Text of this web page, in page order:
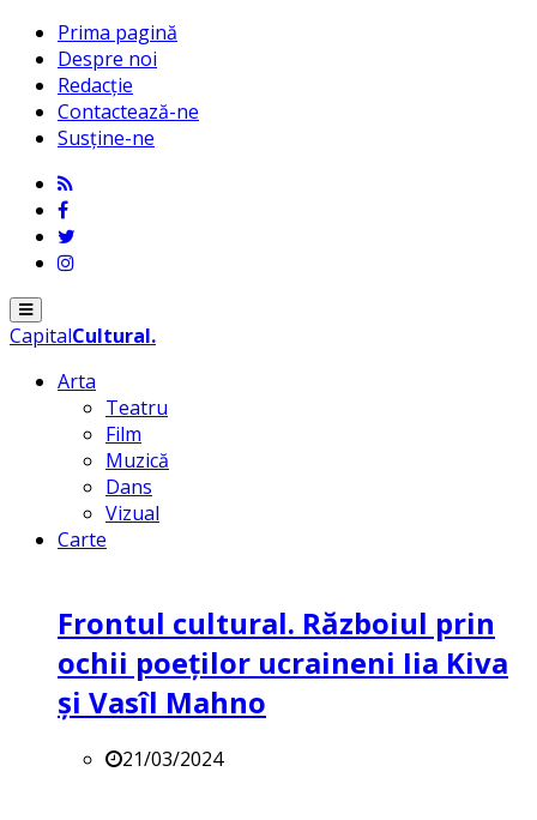
Prima pagină
Despre noi
Redacție
Contactează-ne
Susține-ne
Menu
CapitalCultural.
Arta
Teatru
Film
Muzică
Dans
Vizual
Carte
Frontul cultural. Războiul prin
ochii poeților ucraineni Iia Kiva
și Vasîl Mahno
21/03/2024